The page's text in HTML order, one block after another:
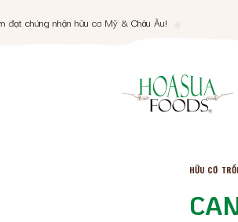
đạt chứng nhận hữu cơ Mỹ & Châu Âu!
CHỦ
HỮU CƠ